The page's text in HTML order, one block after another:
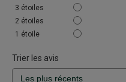
3 étoiles
2 étoiles
1 étoile
Trier les avis